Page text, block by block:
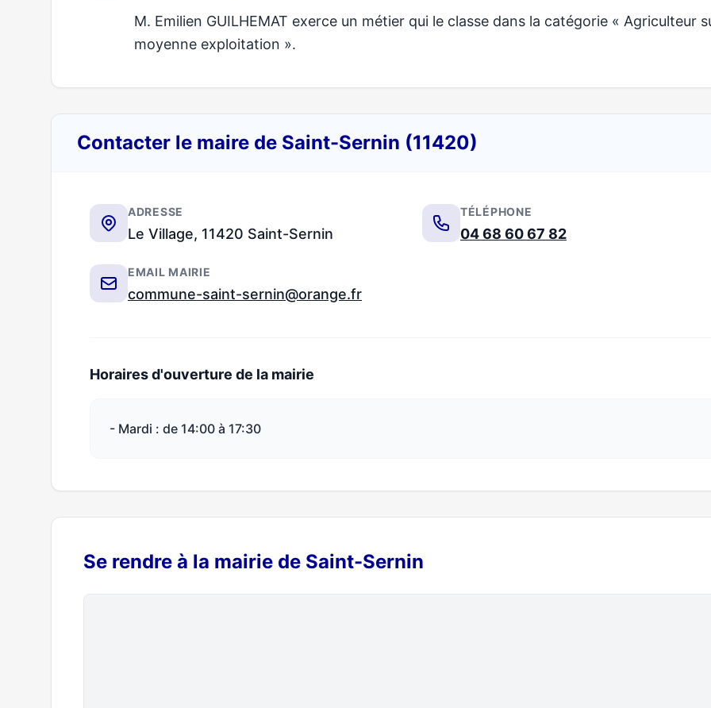
M. Emilien GUILHEMAT exerce un métier qui le classe dans la catégorie « Agriculteur
moyenne exploitation ».
Contacter le maire de Saint-Sernin (11420)
ADRESSE
Le Village, 11420 Saint-Sernin
TÉLÉPHONE
04 68 60 67 82
EMAIL MAIRIE
commune-saint-sernin@orange.fr
Horaires d'ouverture de la mairie
- Mardi : de 14:00 à 17:30
Se rendre à la mairie de Saint-Sernin